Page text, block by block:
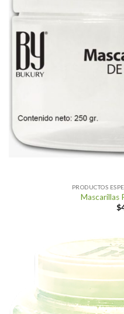
PRODUCTOS
Mascarillas
$